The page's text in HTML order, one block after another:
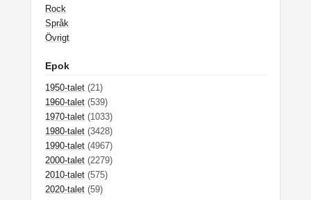
Rock
Språk
Övrigt
Epok
1950-talet (21)
1960-talet (539)
1970-talet (1033)
1980-talet (3428)
1990-talet (4967)
2000-talet (2279)
2010-talet (575)
2020-talet (59)